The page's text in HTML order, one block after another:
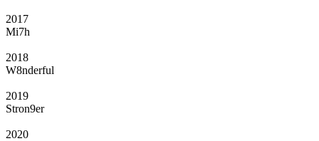
2017
Mi7h
2018
W8nderful
2019
Stron9er
2020